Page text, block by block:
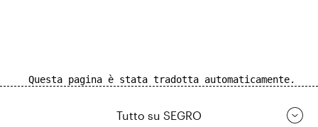
Questa pagina è stata tradotta automaticamente.
Tutto su SEGRO